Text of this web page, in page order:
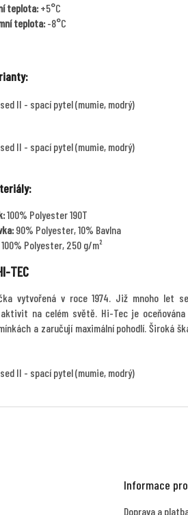
teplota:+5°C
teplota:-8°C
100% Polyester 190T
90% Polyester, 10% Bavlna
100% Polyester, 250 g/m²
TEC
vytvořená v roce 1974. Již mnoho let
na celém světě. Hi-Tec je
a zaručují maximální pohodlí. Široká
Informace
Doprava a